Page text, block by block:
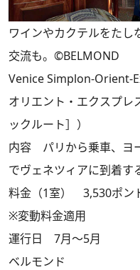
ワインやカクテルをたし
交流も。©BELMOND
Venice Simplon-Orient-
オリエント・エクスプレ
ックルート］）
内容 パリから乗車、ヨ
でヴェネツィアに到着す
料金（1室） 3,530ポン
※変動料金適用
運行日 7月～5月
ベルモンド